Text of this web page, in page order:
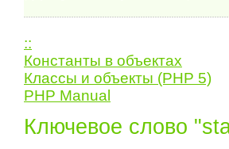
::
Константы в объектах
Классы и объекты (PHP 5)
PHP Manual
Ключевое слово